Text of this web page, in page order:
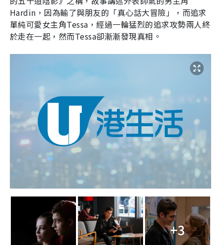
Hardin ，因為輸了與朋友的「真心話大冒險」，而追求
單純可愛女主角Tessa ，經過一輪猛烈的追求攻勢兩人終
於走在一起，然而Tessa卻漸漸發現真相。
+3